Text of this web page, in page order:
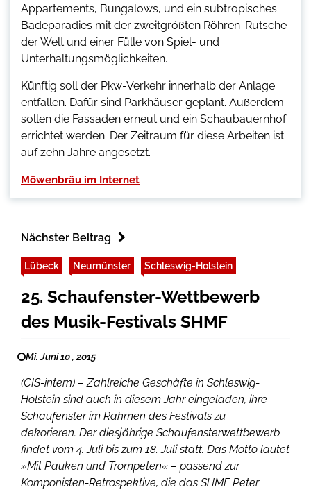
Appartements, Bungalows, und ein subtropisches
Badeparadies mit der zweitgrößten Röhren-Rutsche
der Welt und einer Fülle von Spiel- und
Unterhaltungsmöglichkeiten.
Künftig soll der Pkw-Verkehr innerhalb der Anlage
entfallen. Dafür sind Parkhäuser geplant. Außerdem
sollen die Fassaden erneut und ein Schaubauernhof
errichtet werden. Der Zeitraum für diese Arbeiten ist
auf zehn Jahre angesetzt.
Möwenbräu im Internet
Nächster Beitrag
Lübeck Neumünster Schleswig-Holstein
25. Schaufenster-Wettbewerb
des Musik-Festivals SHMF
Mi. Juni 10 , 2015
(CIS-intern) – Zahlreiche Geschäfte in Schleswig-
Holstein sind auch in diesem Jahr eingeladen, ihre
Schaufenster im Rahmen des Festivals zu
dekorieren. Der diesjährige Schaufensterwettbewerb
findet vom 4. Juli bis zum 18. Juli statt. Das Motto lautet
»Mit Pauken und Trompeten« – passend zur
Komponisten-Retrospektive, die das SHMF Peter